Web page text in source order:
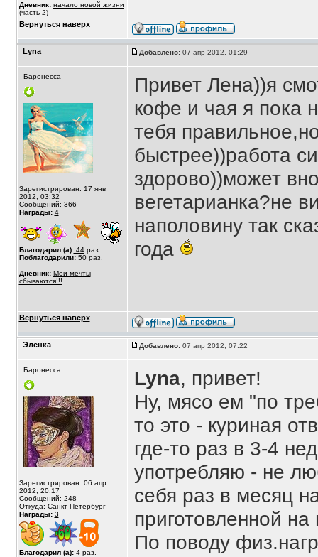
Дневник: начало новой жизни
(часть 2)
Вернуться наверх
Lyna Добавлено:07 апр 2012, 01:29
Баронесса
Зарегистрирован: 17 янв
2012, 03:32
Сообщений: 366
Награды: 4
Благодарил (а):44раз.
Поблагодарили:50раз.
Дневник: Мои мечты
сбываются!!!
Привет Лена))я
кофе и чая я пока
тебя
быстрее))работа
здорово))может
вегетарианка?не
наполовину так
года
Вернуться наверх
Эленка Добавлено:07 апр 2012, 07:22
Баронесса
Зарегистрирован: 06 апр
2012, 20:17
Сообщений: 248
Откуда: Санкт-Петербург
Награды: 3
Благодарил (а):4раз.
Lyna, привет!
Ну, мясо ем "по
то это - куриная
где-то раз в 3-4
употребляю - не
себя раз в месяц
приготовленной на
По поводу